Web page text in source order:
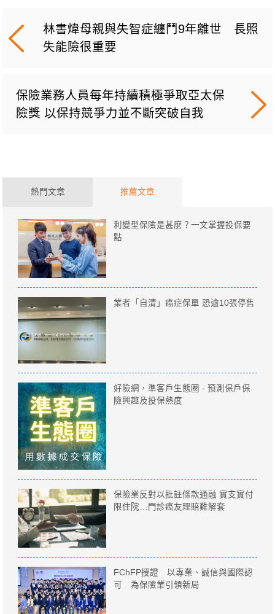
林書煒母親與失智症纏鬥9年離世 長照
失能險很重要
保險業務人員每年持續積極爭取亞太保
險獎 以保持競爭力並不斷突破自我
熱門文章 推薦文章
利變型保險是甚麼？一文掌握投保要
點
業者「自清」癌症保單 恐逾10張停售
好險網，準客戶生態圈 - 預測保戶保
險興趣及投保熱度
保險業反對以批註條款通融 實支實付
限住院…門診癌友理賠難解套
FChFP授證 以專業、誠信與國際認
可 為保險業引領新局